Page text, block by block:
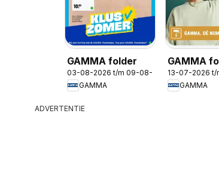
GAMMA folder
03-08-2026 t/m 09-08-2026
GAMMA
GAMMA
De
verf
13-07-2026 t/
GAMMA
ADVERTENTIE